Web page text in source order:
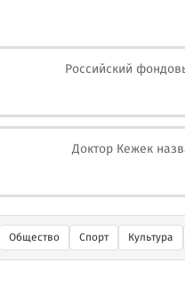
Российский
Доктор Кежек
Общество Спорт Культура